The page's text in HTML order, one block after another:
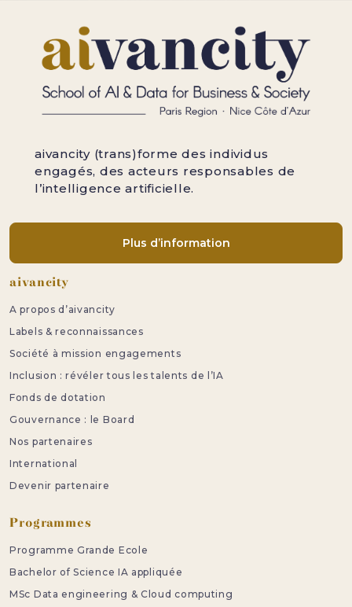
aivancity (trans)forme des individus
engagés, des acteurs responsables de
l’intelligence artificielle.
Plus d’information
Pied de page
aivancity
A propos d’aivancity
Labels & reconnaissances
Société à mission engagements
Inclusion : révéler tous les talents de l’IA
Fonds de dotation
Gouvernance : le Board
Nos partenaires
International
Devenir partenaire
Programmes
Programme Grande Ecole
Bachelor of Science IA appliquée
MSc Data engineering & Cloud computing